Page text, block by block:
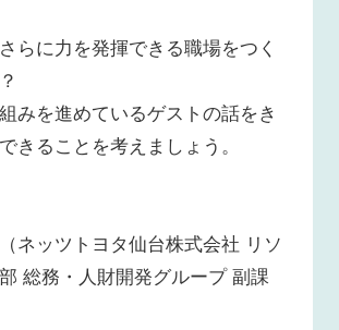
らに力を発揮できる職場をつく
みを進めているゲストの話をき
きることを考えましょう。
ネッツトヨタ仙台株式会社 リソ
総務・人財開発グループ 副課